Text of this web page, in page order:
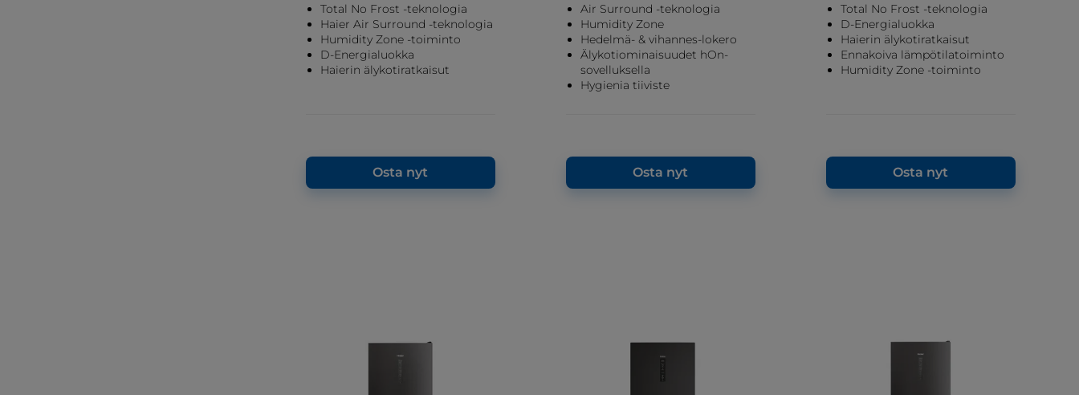
Total No Frost -teknologia
Haier Air Surround -teknologia
Humidity Zone -toiminto
D-Energialuokka
Haierin älykotiratkaisut
Osta nyt
Air Surround -teknologia
Humidity Zone
Hedelmä- & vihannes-lokero
Älykotiominaisuudet hOn-
sovelluksella
Hygienia tiiviste
Osta nyt
Total No Frost -teknologia
D-Energialuokka
Haierin älykotiratkaisut
Ennakoiva lämpötilatoiminto
Humidity Zone -toiminto
Osta nyt